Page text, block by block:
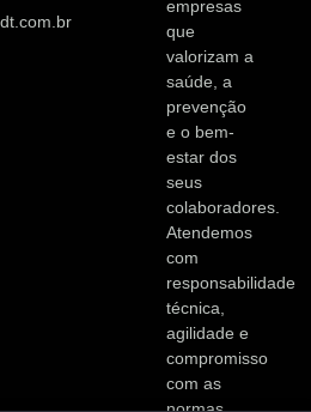
empresas
que
valorizam a
saúde, a
prevenção
e o bem-
estar dos
seus
colaboradores.
Atendemos
com
responsabilidade
técnica,
agilidade e
compromisso
com as